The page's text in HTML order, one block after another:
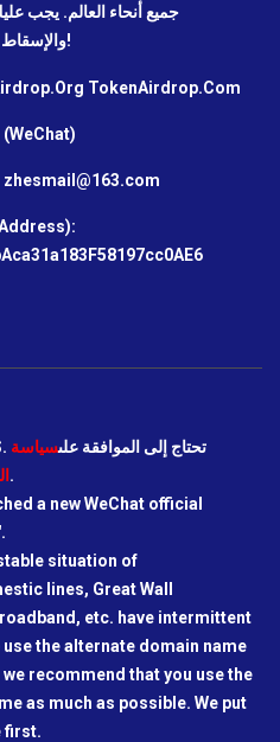
جميع أنحاء العالم. يجب
blockchain والإسقاط الجوي. تحضير الموقع!
TokenAirdrop.Com
zhesmail@163.com
نحن بحاجة إلى استخدام COOKIES. تحتاج إلى الموافقة علىسياسة
، وإلا يرجى مغادرة الموقع.
a new WeChat official
situation of
lines, Great Wall
etc. have intermittent
the alternate domain name
recommend that you use the
as much as possible. We put
first.